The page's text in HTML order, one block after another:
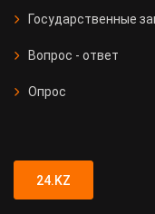
Государственные
Вопрос - ответ
Опрос
24.KZ